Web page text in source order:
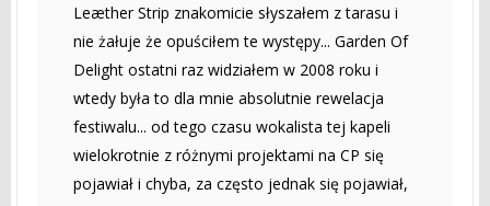
Leæther Strip znakomicie słyszałem z tarasu i
nie żałuje że opuściłem te występy... Garden Of
Delight ostatni raz widziałem w 2008 roku i
wtedy była to dla mnie absolutnie rewelacja
festiwalu... od tego czasu wokalista tej kapeli
wielokrotnie z różnymi projektami na CP się
pojawiał i chyba, za często jednak się pojawiał,